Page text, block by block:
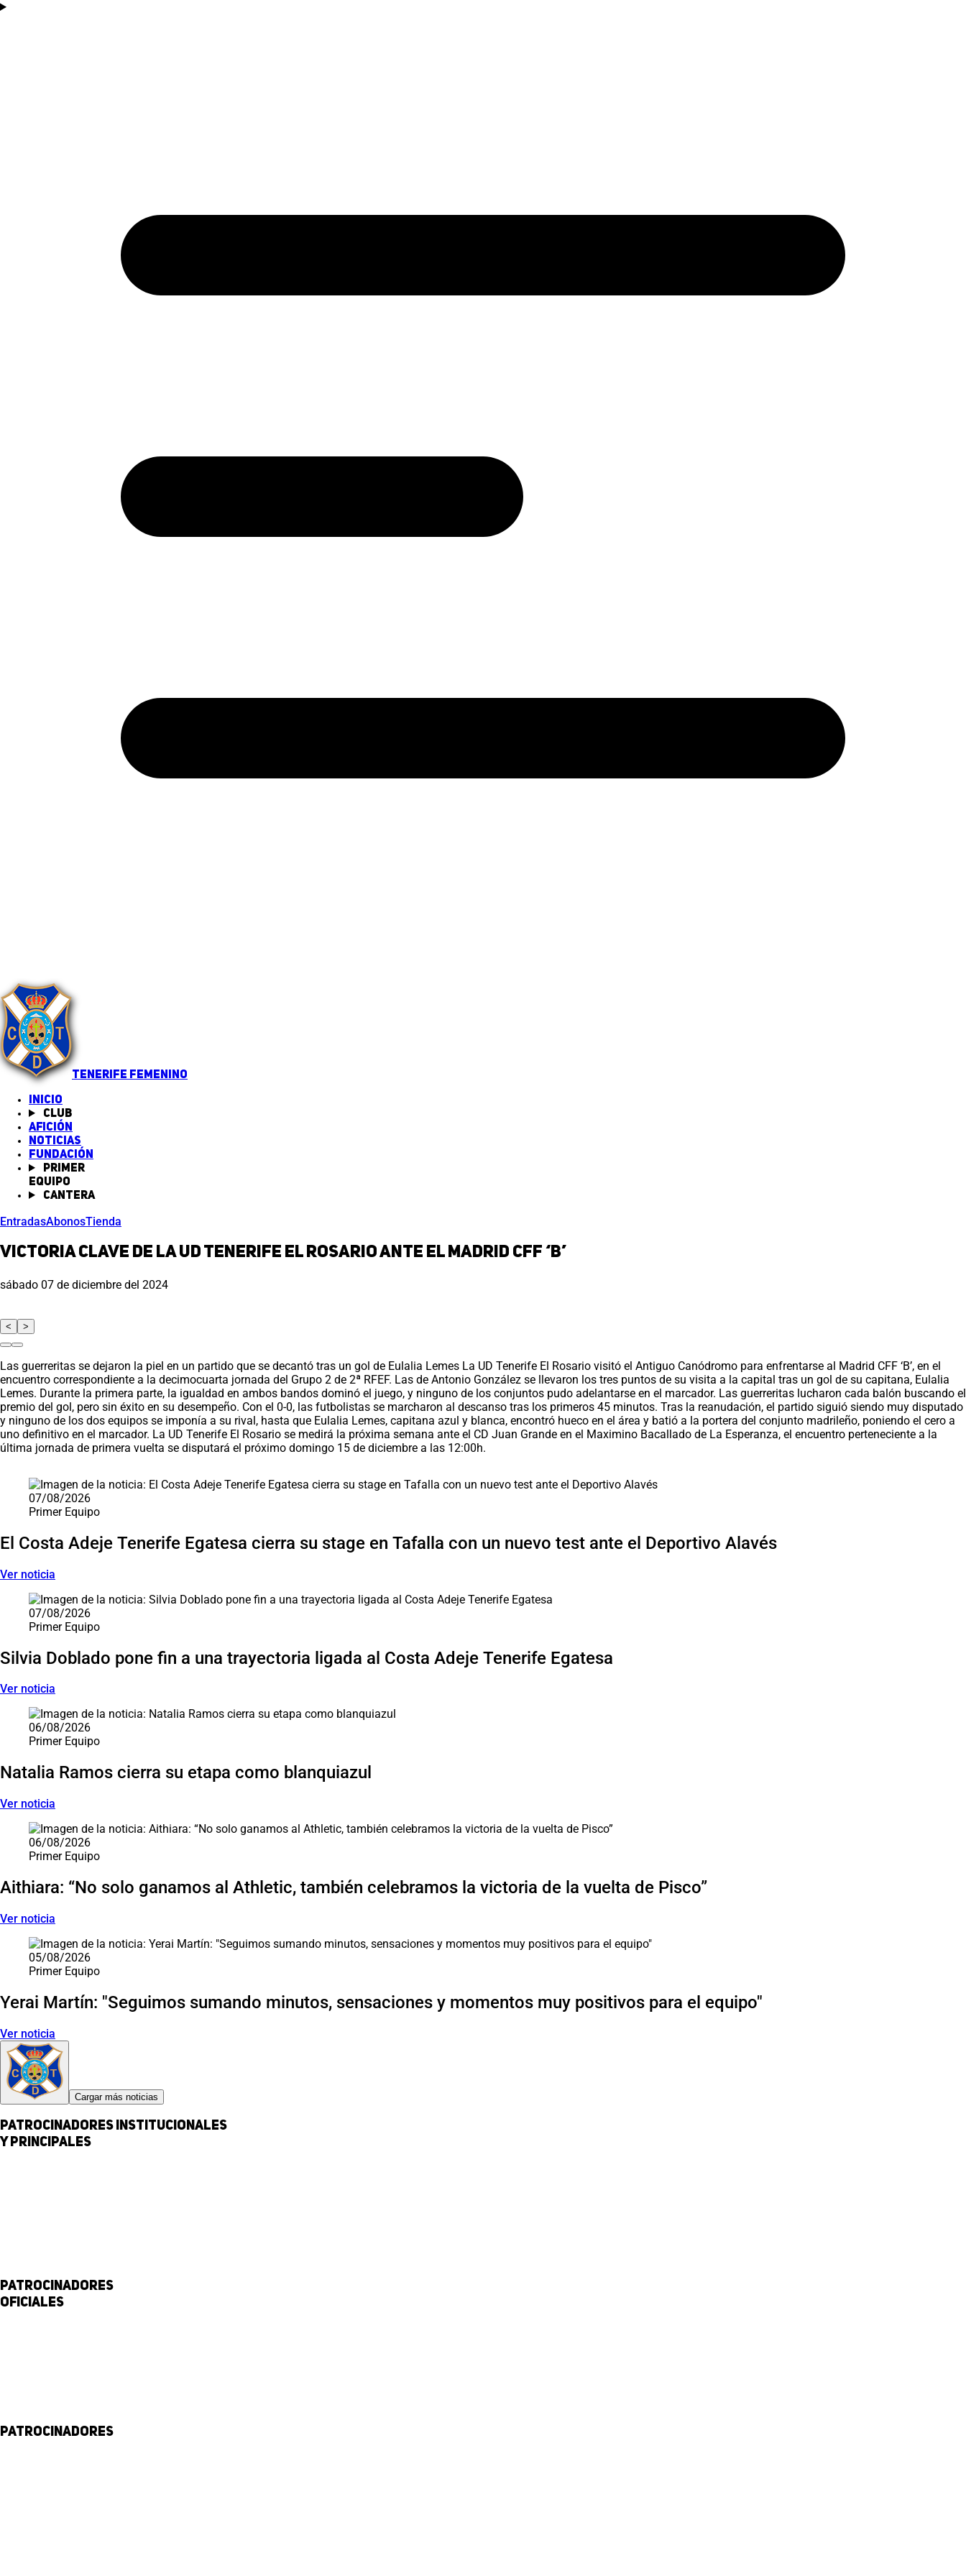
TENERIFE FEMENINO
INICIO
Club
Afición
Noticias
Fundación
Primer
equipo
Cantera
EntradasAbonosTienda
Victoria clave de la UD Tenerife El Rosario ante el Madrid CFF ‘B’
sábado 07 de diciembre del 2024
< >
Las guerreritas se dejaron la piel en un partido que se decantó tras un gol de Eulalia Lemes La UD Tenerife El Rosario visitó el Antiguo Canódromo para enfrentarse al Madrid CFF ‘B’, en el
encuentro correspondiente a la decimocuarta jornada del Grupo 2 de 2ª RFEF. Las de Antonio González se llevaron los tres puntos de su visita a la capital tras un gol de su capitana, Eulalia
Lemes. Durante la primera parte, la igualdad en ambos bandos dominó el juego, y ninguno de los conjuntos pudo adelantarse en el marcador. Las guerreritas lucharon cada balón buscando el
premio del gol, pero sin éxito en su desempeño. Con el 0-0, las futbolistas se marcharon al descanso tras los primeros 45 minutos. Tras la reanudación, el partido siguió siendo muy disputado
y ninguno de los dos equipos se imponía a su rival, hasta que Eulalia Lemes, capitana azul y blanca, encontró hueco en el área y batió a la portera del conjunto madrileño, poniendo el cero a
uno definitivo en el marcador. La UD Tenerife El Rosario se medirá la próxima semana ante el CD Juan Grande en el Maximino Bacallado de La Esperanza, el encuentro perteneciente a la
última jornada de primera vuelta se disputará el próximo domingo 15 de diciembre a las 12:00h.
07/08/2026
Primer Equipo
El Costa Adeje Tenerife Egatesa cierra su stage en Tafalla con un nuevo test ante el Deportivo Alavés
Ver noticia
07/08/2026
Primer Equipo
Silvia Doblado pone fin a una trayectoria ligada al Costa Adeje Tenerife Egatesa
Ver noticia
06/08/2026
Primer Equipo
Natalia Ramos cierra su etapa como blanquiazul
Ver noticia
06/08/2026
Primer Equipo
Aithiara: “No solo ganamos al Athletic, también celebramos la victoria de la vuelta de Pisco”
Ver noticia
05/08/2026
Primer Equipo
Yerai Martín: "Seguimos sumando minutos, sensaciones y momentos muy positivos para el equipo"
Ver noticia
Cargar más noticias
Patrocinadores institucionales
y principales
Patrocinadores
Oficiales
Patrocinadores